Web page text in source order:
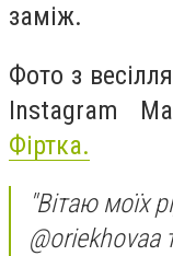
заміж.
Фото з
Instagram
Фіртка.
"Вітаю моїх
@oriekhovaa